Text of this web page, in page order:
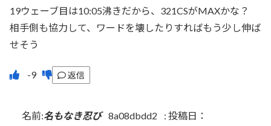
19ウェーブ目は10:05沸きだから、321CSがMAXかな？
相手側も協力して、ワードを壊したりすればもう少し伸ば
せそう
返信
名前:名もなき忍び 8a08dbdd2 : 投稿日：